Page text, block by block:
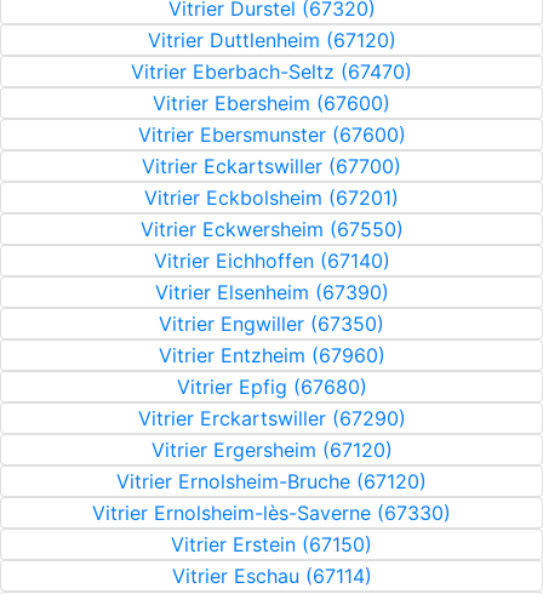
Vitrier Durstel (67320)
Vitrier Duttlenheim (67120)
Vitrier Eberbach-Seltz (67470)
Vitrier Ebersheim (67600)
Vitrier Ebersmunster (67600)
Vitrier Eckartswiller (67700)
Vitrier Eckbolsheim (67201)
Vitrier Eckwersheim (67550)
Vitrier Eichhoffen (67140)
Vitrier Elsenheim (67390)
Vitrier Engwiller (67350)
Vitrier Entzheim (67960)
Vitrier Epfig (67680)
Vitrier Erckartswiller (67290)
Vitrier Ergersheim (67120)
Vitrier Ernolsheim-Bruche (67120)
Vitrier Ernolsheim-lès-Saverne (67330)
Vitrier Erstein (67150)
Vitrier Eschau (67114)